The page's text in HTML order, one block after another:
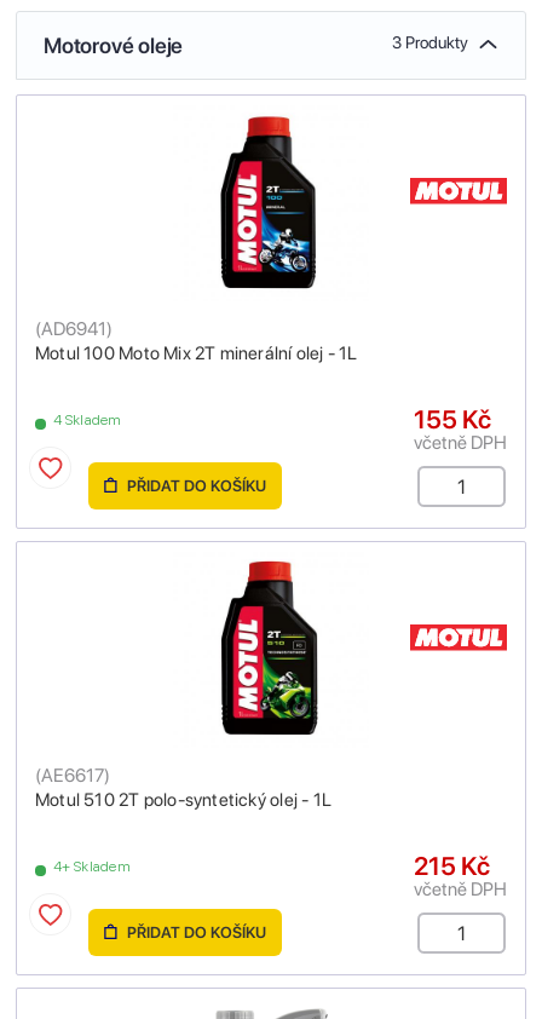
Motorové oleje 3 Produkty
Motul 100 Moto Mix 2T minerální olej - 1L
(AD6941)
4 Skladem 155 Kč
včetně DPH
PŘIDAT DO KOŠÍKU
Motul 510 2T polo-syntetický olej - 1L
(AE6617)
4+ Skladem 215 Kč
včetně DPH
PŘIDAT DO KOŠÍKU